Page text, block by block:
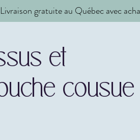
Livraison gratuite au Québec avec
et
cousue